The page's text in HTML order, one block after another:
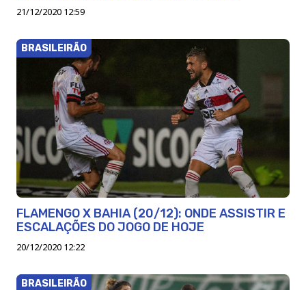
21/12/2020 12:59
BRASILEIRÃO
FLAMENGO X BAHIA (20/12): ONDE ASSISTIR E
ESCALAÇÕES DO JOGO DE HOJE
20/12/2020 12:22
BRASILEIRÃO